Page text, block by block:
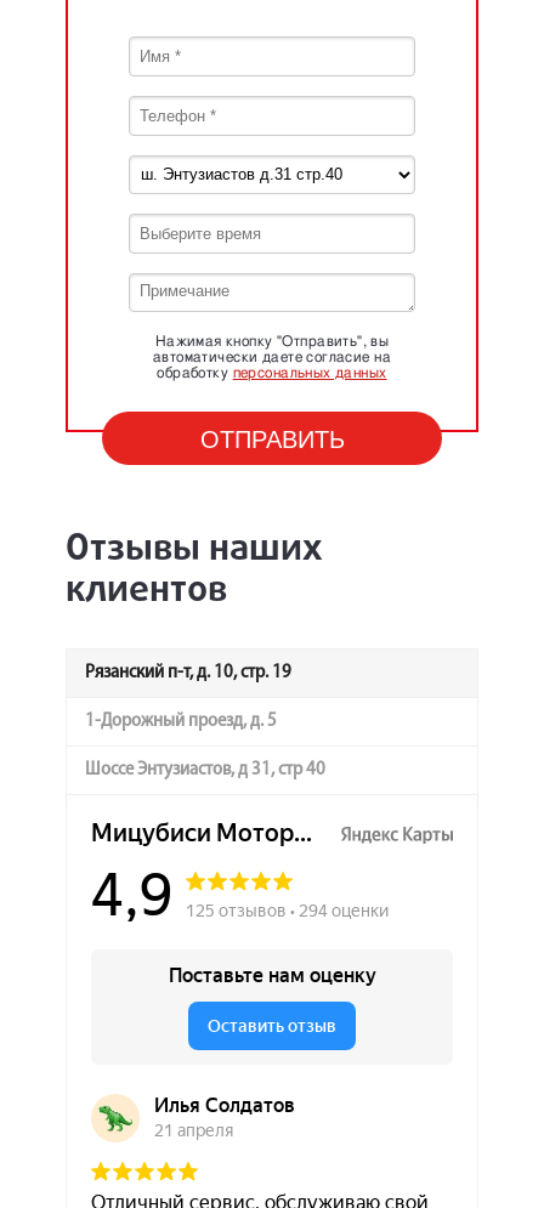
Нажимая кнопку "Отправить", вы
автоматически даете согласие на
обработку персональных данных
Отзывы наших
клиентов
Рязанский п-т, д. 10, стр. 19
1-Дорожный проезд, д. 5
Шоссе Энтузиастов, д 31, стр 40